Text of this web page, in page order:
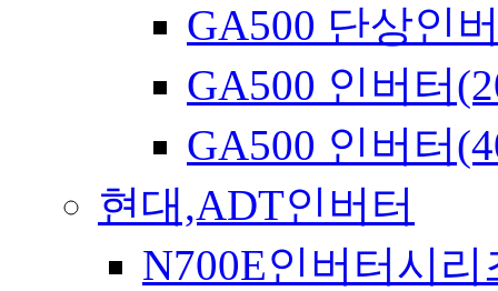
GA500 단상인
GA500 인버터
GA500 인버터
현대,ADT인버터
N700E인버터시리